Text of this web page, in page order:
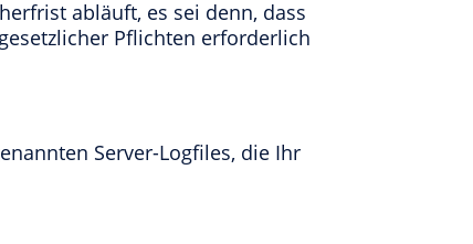
abläuft, es sei denn, dass
Pflichten erforderlich
Server-Logfiles, die Ihr